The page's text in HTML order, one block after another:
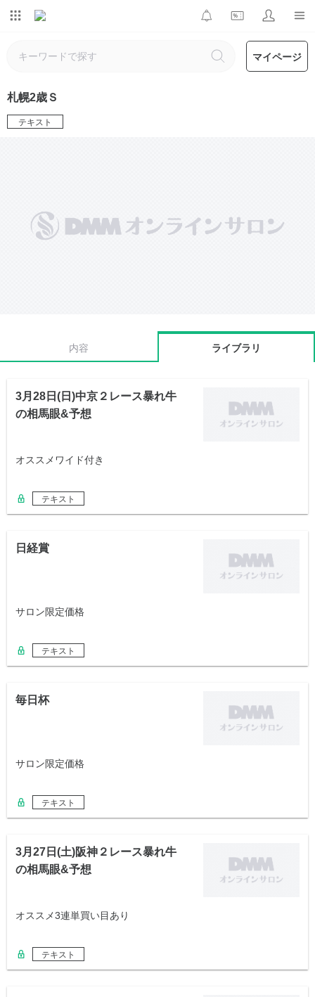
マイページ
札幌2歳Ｓ
テキスト
内容 ライブラリ
3月28日(日)中京２レース暴れ牛
の相馬眼&予想
オススメワイド付き
テキスト
日経賞
サロン限定価格
テキスト
毎日杯
サロン限定価格
テキスト
3月27日(土)阪神２レース暴れ牛
の相馬眼&予想
オススメ3連単買い目あり
テキスト